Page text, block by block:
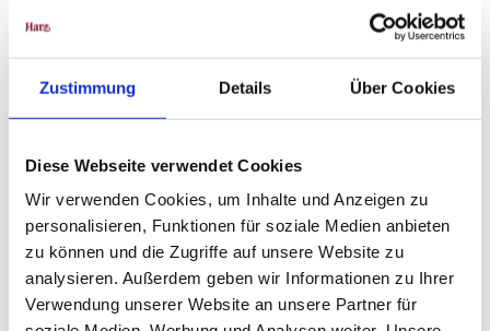
Zustimmung Details Über Cookies
Diese Webseite verwendet Cookies
Wir verwenden Cookies, um Inhalte und Anzeigen zu
personalisieren, Funktionen für soziale Medien anbieten
zu können und die Zugriffe auf unsere Website zu
analysieren. Außerdem geben wir Informationen zu Ihrer
Verwendung unserer Website an unsere Partner für
gleichnamige Haus, welches das Ferienhaus der Familie Bonhoeffer war.
Ausstellungen und ein Café lassen den Aufenthalt kurzweilig werden.
Kurz nach dem Ortsausgang biegen wir rechts ab in den Forstweg, um
direkt danach den linken Weg einzuschlagen. Diesem folgen wir, stoßen
dann wieder auf die L 239, der wir rechtsabbiegend ein Stück folgen und
nehmen dann den ersten Forstweg, der nach links abbiegt. Wir befinden
erleben eine Vielfalt von Flora und Fauna. An der nächsten Wegekreuzung
biegen wir scharf links ab, um dann den ersten Forstweg einzuschlagen,
folgen dem Weg immer in Richtung Stecklenberg. Vor dem
Waldschwimmbad fahren wir links in den Weg und umfahren
Stecklenberg auf westlicher Seite. Dann halten wir uns immer rechts und
fahren in Richtung Neinstedt, wo wir die erste Straße rechts in die "Alte